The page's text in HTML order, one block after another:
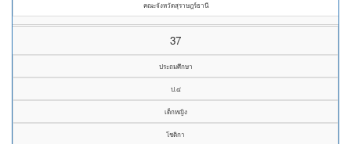
คณะจังหวัดสุราษฎร์ธานี
37
ประถมศึกษา
ป.๔
เด็กหญิง
โชติกา